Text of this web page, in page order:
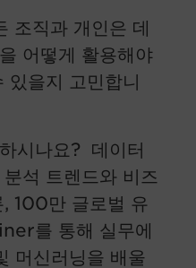
조직과 개인은 데
어떻게 활용해야
있을지 고민합니
시나요? 데이터
석 트렌드와 비즈
, 100만 글로벌 유
를 통해 실무에
머신러닝을 배울